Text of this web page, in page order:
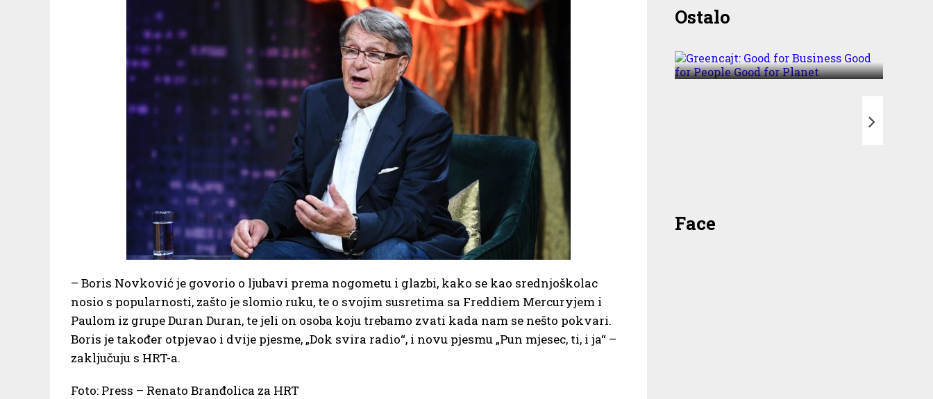
– Boris Novković je govorio o ljubavi prema nogometu i glazbi, kako se kao srednjoškolac
nosio s popularnosti, zašto je slomio ruku, te o svojim susretima sa Freddiem Mercuryjem i
Paulom iz grupe Duran Duran, te jeli on osoba koju trebamo zvati kada nam se nešto pokvari.
Boris je također otpjevao i dvije pjesme, „Dok svira radio“, i novu pjesmu „Pun mjesec, ti, i ja“ –
zaključuju s HRT-a.
Foto: Press – Renato Branđolica za HRT
OstaloGreencajt: Good for
Business Good for People
Face